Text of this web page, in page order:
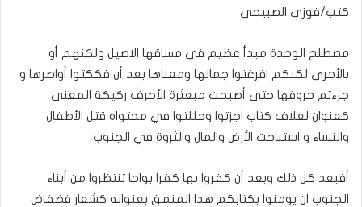
كتب/فوزي الصبيحي
مصطلح الوحدة مبدأ عظيم في مساقها الاصيل ولكنهم أو
بالأحرى لكنكم افرغتوا جمالها ومعناها بعد أن فككتوا أواصرها و
جزءتم حروفها حتى أصبحت مبعثرة الأحرف ركيكة المعنى
كعنوان لغلاف كتاب اجزتوا وحللتوا في محتواه قتل الأطفال
والنساء و استباحت الأرض والمال والثروة في الجنوب،
أفبعد كل ذلك وبعد أن كفروا بها كفرا بواحا تنتظروا من أبناء
الجنوب ان يومنوا بكتابكم هذا المنمق بعنوانه كشعار فضفاض